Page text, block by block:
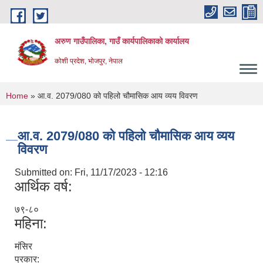
Skip to main content
अरुण गाउँपालिका, गाउँ कार्यपालिकाको कार्यालय
कोशी प्रदेश, भोजपुर, नेपाल
You are here
Home » आ.व. 2079/080 को पहिलो चौमासिक आय व्यय विवरण
आ.व. 2079/080 को पहिलो चौमासिक आय व्यय
विवरण
Submitted on: Fri, 11/17/2023 - 12:16
आर्थिक वर्ष:
७९-८०
महिना:
मंसिर
प्रकार: